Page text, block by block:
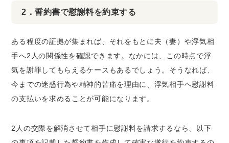
2．誓約書で慰謝料を約束する
ある程度の証拠が集まれば、それをもとに夫（妻）や浮気相
手へ2人の関係性を確認できます。なかには、この時点で浮
気を謝罪してもらえるケースもあるでしょう。そうなれば、
今までの迷惑行為や精神的苦痛を理由に、浮気相手へ慰謝料
の支払いを求めることが可能になります。
2人の交際を解消させて相手に慰謝料を請求するなら、以下